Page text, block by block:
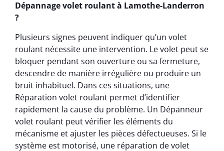
Dépannage volet roulant à Lamothe-Landerron
?
Plusieurs signes peuvent indiquer qu’un volet
roulant nécessite une intervention. Le volet peut se
bloquer pendant son ouverture ou sa fermeture,
descendre de manière irrégulière ou produire un
bruit inhabituel. Dans ces situations, une
Réparation volet roulant permet d’identifier
rapidement la cause du problème. Un Dépanneur
volet roulant peut vérifier les éléments du
mécanisme et ajuster les pièces défectueuses. Si le
système est motorisé, une réparation de volet